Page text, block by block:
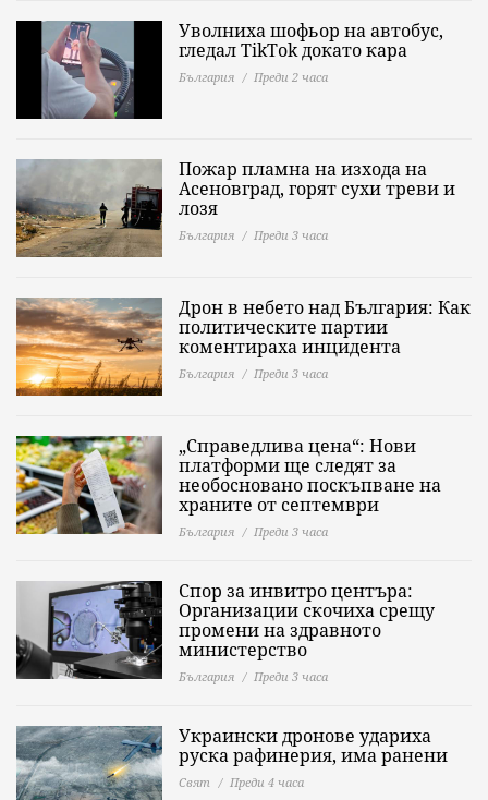
Уволниха шофьор на автобус,
гледал TikTok докато кара
България Преди 2 часа
Пожар пламна на изхода на
Асеновград, горят сухи треви и
лозя
България Преди 3 часа
Дрон в небето над България: Как
политическите партии
коментираха инцидента
България Преди 3 часа
„Справедлива цена“: Нови
платформи ще следят за
необосновано поскъпване на
храните от септември
България Преди 3 часа
Спор за инвитро центъра:
Организации скочиха срещу
промени на здравното
министерство
България Преди 3 часа
Украински дронове удариха
руска рафинерия, има ранени
Свят Преди 4 часа